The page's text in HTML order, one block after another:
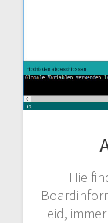
Hie
leid,